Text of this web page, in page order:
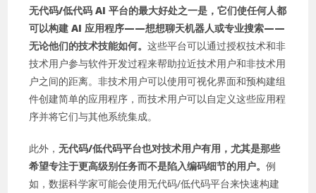
无代码/低代码 AI 平台的最大好处之一是，它们使任何人都
可以构建 AI 应用程序——想想聊天机器人或专业搜索——
无论他们的技术技能如何。这些平台可以通过授权技术和非
技术用户参与软件开发过程来帮助拉近技术用户和非技术用
户之间的距离。非技术用户可以使用可视化界面和预构建组
件创建简单的应用程序，而技术用户可以自定义这些应用程
序并将它们与其他系统集成。
此外，无代码/低代码平台也对技术用户有用，尤其是那些
希望专注于更高级别任务而不是陷入编码细节的用户。例
如，数据科学家可能会使用无代码/低代码平台来快速构建